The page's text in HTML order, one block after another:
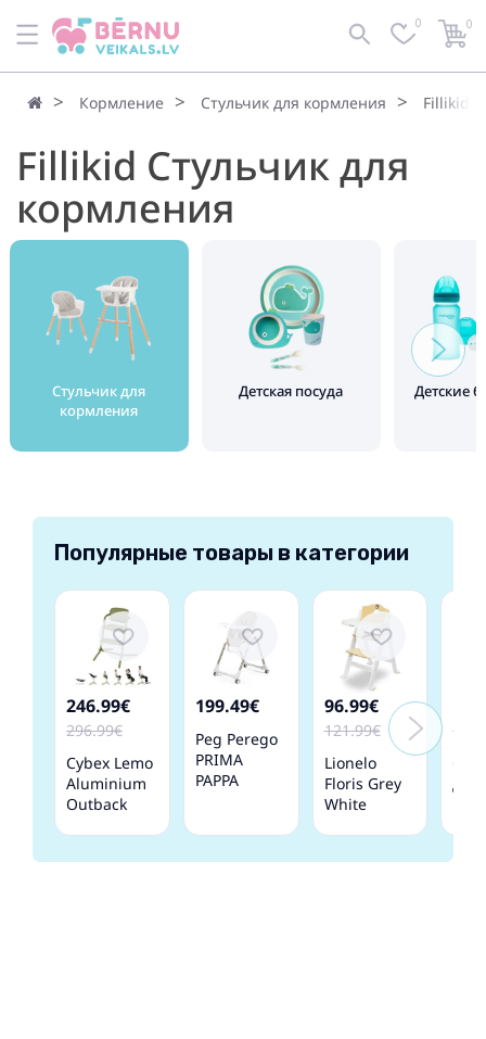
0 0
Кормление Стульчик для кормления Fillikid
Fillikid Стульчик для
кормления
Стульчик для
кормления
Детская посуда Детские
Популярные товары в категории
246.99€
296.99€
Cybex Lemo
Aluminium
Outback
для
199.49€
Peg Perego
PRIMA
PAPPA
Стульчик
для
96.99€
121.99€
Lionelo
Floris Grey
White
кормления